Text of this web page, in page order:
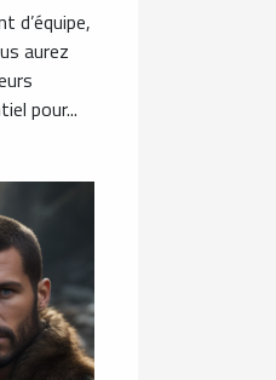
d’équipe,
aurez
pour...